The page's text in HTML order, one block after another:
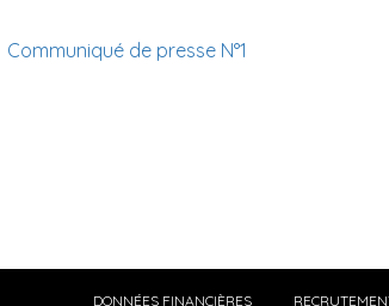
Communiqué de presse N°1
DONNÉES FINANCIÈRES